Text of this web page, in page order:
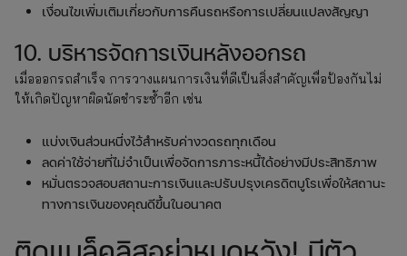
เงื่อนไขเพิ่มเติมเกี่ยวกับการคืนรถหรือการเปลี่ยนแปลงสัญญา
10. บริหารจัดการเงินหลังออกรถ
เมื่อออกรถสำเร็จ การวางแผนการเงินที่ดีเป็นสิ่งสำคัญเพื่อป้องกันไม่
ให้เกิดปัญหาผิดนัดชำระซ้ำอีก เช่น
แบ่งเงินส่วนหนึ่งไว้สำหรับค่างวดรถทุกเดือน
ลดค่าใช้จ่ายที่ไม่จำเป็นเพื่อจัดการภาระหนี้ได้อย่างมีประสิทธิภาพ
หมั่นตรวจสอบสถานะการเงินและปรับปรุงเครดิตบูโรเพื่อให้สถานะ
ทางการเงินของคุณดีขึ้นในอนาคต